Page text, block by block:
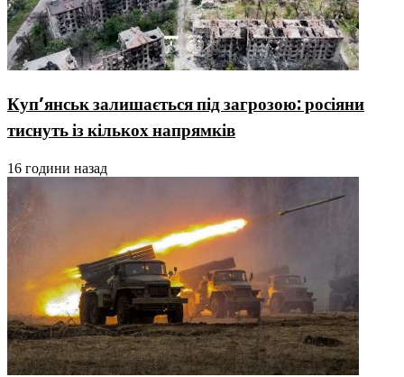
Куп’янськ залишається під загрозою: росіяни
тиснуть із кількох напрямків
16 години назад